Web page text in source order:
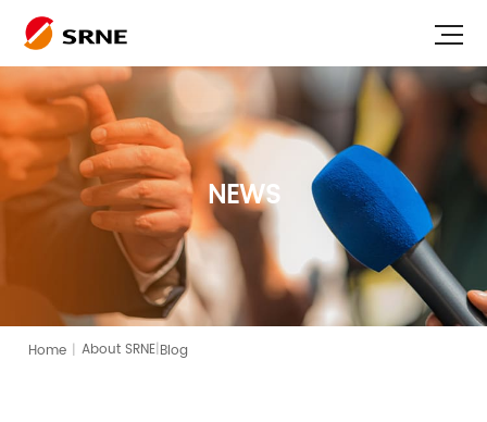
NEWS
Home | About SRNE|Blog